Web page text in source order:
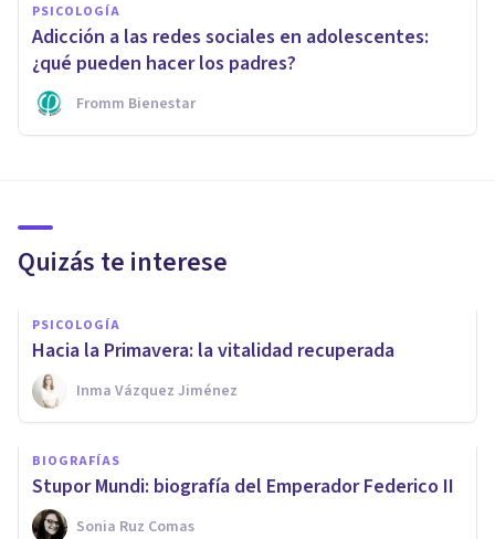
PSICOLOGÍA
Adicción a las redes sociales en adolescentes:
¿qué pueden hacer los padres?
Fromm Bienestar
Quizás te interese
PSICOLOGÍA
Hacia la Primavera: la vitalidad recuperada
Inma Vázquez Jiménez
BIOGRAFÍAS
Stupor Mundi: biografía del Emperador Federico II
Sonia Ruz Comas